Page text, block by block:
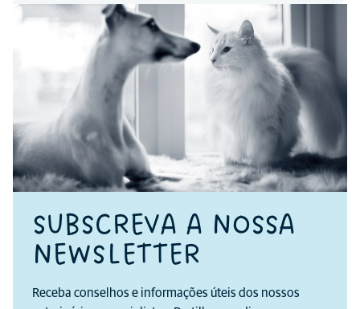
SUBSCREVA A NOSSA
NEWSLETTER
Receba conselhos e informações úteis dos nossos